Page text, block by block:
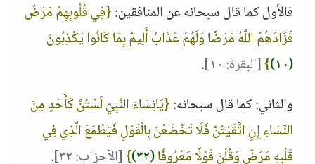
فالأول كما قال سبحانه عن المنافقين:{فِي قُلُوبِهِمْ مَرَضٌ
فَزَادَهُمُ اللَّهُ مَرَضًا وَلَهُمْ عَذَابٌ أَلِيمٌ بِمَا كَانُوا يَكْذِبُونَ
(١٠)
}[البقرة: ١٠]
.
والثاني: كما قال سبحانه:{يَانِسَاءَ النَّبِيِّ لَسْتُنَّ كَأَحَدٍ مِنَ
النِّسَاءِ إِنِ اتَّقَيْتُنَّ فَلَا تَخْضَعْنَ بِالْقَوْلِ فَيَطْمَعَ الَّذِي فِي
قَلْبِهِ مَرَضٌ وَقُلْنَ قَوْلًا مَعْرُوفًا(٣٢) }[الأحزاب: ٣٢] .